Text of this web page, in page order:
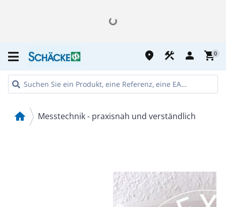
place construction person shopping_cart0
home Messtechnik - praxisnah und verständlich